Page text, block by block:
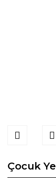
Çocuk